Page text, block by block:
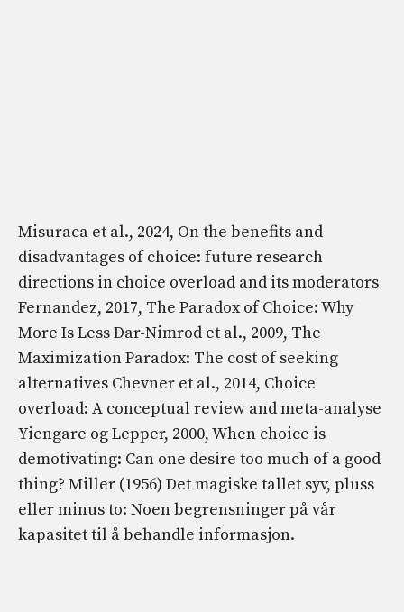
Misuraca et al., 2024, On the benefits and
disadvantages of choice: future research
directions in choice overload and its moderators
Fernandez, 2017, The Paradox of Choice: Why
More Is Less Dar-Nimrod et al., 2009, The
Maximization Paradox: The cost of seeking
alternatives Chevner et al., 2014, Choice
overload: A conceptual review and meta-analyse
Yiengare og Lepper, 2000, When choice is
demotivating: Can one desire too much of a good
thing? Miller (1956) Det magiske tallet syv, pluss
eller minus to: Noen begrensninger på vår
kapasitet til å behandle informasjon.